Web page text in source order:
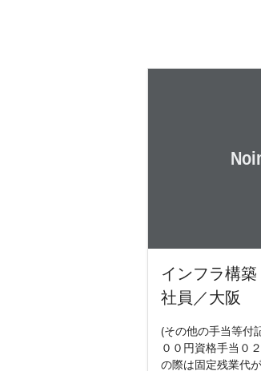
インフラ構
社員／大阪
(その他の手当等付
００円資格手当０
の際は固定残業代